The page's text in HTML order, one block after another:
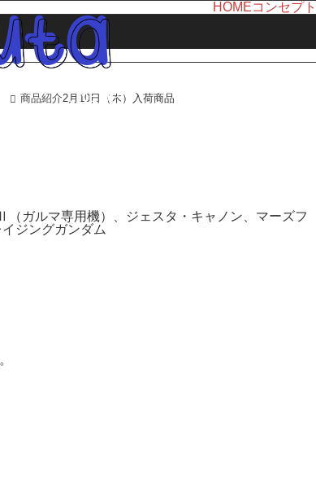
HOMEコンセプト
LINE UP
ホーム
商品紹介2月10日（木）入荷商品
ガルマ専用機）、ジェスタ・キャノン、マーズフ
ジングガンダム